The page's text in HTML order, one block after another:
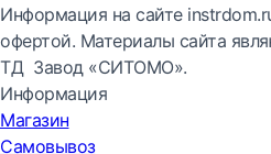
Информация на сайте
офертой. Материалы сайта
ТД Завод «СИТОМО».
Информация
Магазин
Самовывоз